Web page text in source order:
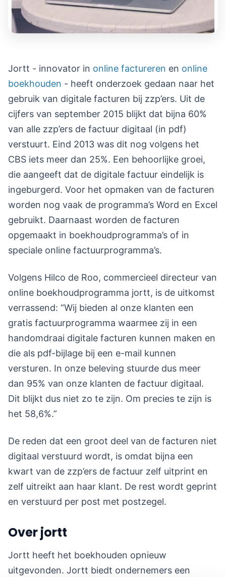
Jortt - innovator in online factureren en online
boekhouden - heeft onderzoek gedaan naar het
gebruik van digitale facturen bij zzp’ers. Uit de
cijfers van september 2015 blijkt dat bijna 60%
van alle zzp’ers de factuur digitaal (in pdf)
verstuurt. Eind 2013 was dit nog volgens het
CBS iets meer dan 25%. Een behoorlijke groei,
die aangeeft dat de digitale factuur eindelijk is
ingeburgerd. Voor het opmaken van de facturen
worden nog vaak de programma’s Word en Excel
gebruikt. Daarnaast worden de facturen
opgemaakt in boekhoudprogramma’s of in
speciale online factuurprogramma’s.
Volgens Hilco de Roo, commercieel directeur van
online boekhoudprogramma jortt, is de uitkomst
verrassend: “Wij bieden al onze klanten een
gratis factuurprogramma waarmee zij in een
handomdraai digitale facturen kunnen maken en
die als pdf-bijlage bij een e-mail kunnen
versturen. In onze beleving stuurde dus meer
dan 95% van onze klanten de factuur digitaal.
Dit blijkt dus niet zo te zijn. Om precies te zijn is
het 58,6%.”
De reden dat een groot deel van de facturen niet
digitaal verstuurd wordt, is omdat bijna een
kwart van de zzp’ers de factuur zelf uitprint en
zelf uitreikt aan haar klant. De rest wordt geprint
en verstuurd per post met postzegel.
Over jortt
Jortt heeft het boekhouden opnieuw
uitgevonden. Jortt biedt ondernemers een